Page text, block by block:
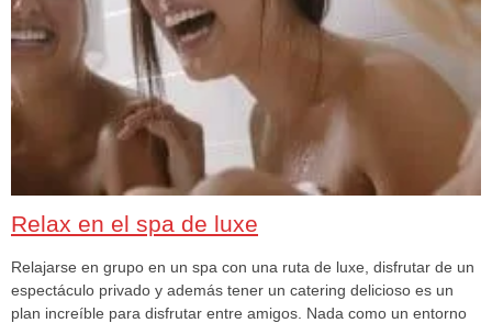
Relax en el spa de luxe
Relajarse en grupo en un spa con una ruta de luxe, disfrutar de un
espectáculo privado y además tener un catering delicioso es un
plan increíble para disfrutar entre amigos. Nada como un entorno